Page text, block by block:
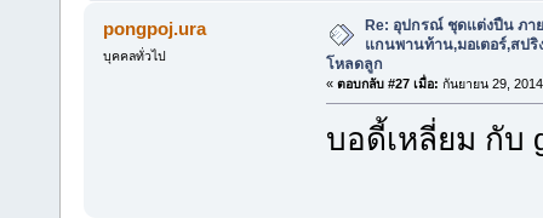
pongpoj.ura
บุคคลทั่วไป
Re: อุปกรณ์ ชุดแต่งปืน ภา
แกนพานท้าน,มอเตอร์,สปริ
โหลดลูก
« ตอบกลับ #27 เมื่อ: กันยายน 29,
บอดี้เหลี่ยม กับ